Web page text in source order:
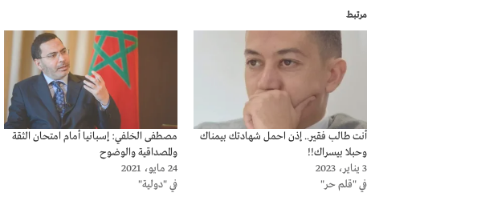
مرتبط
أنت طالب فقير.. إذن احمل شهادتك بيمناك
وحبلا بيسراك!!
3 يناير، 2023
في "قلم حر"
مصطفى الخلفي: إسبانيا أمام امتحان الثقة
والمصداقية والوضوح
24 مايو، 2021
في "دولية"